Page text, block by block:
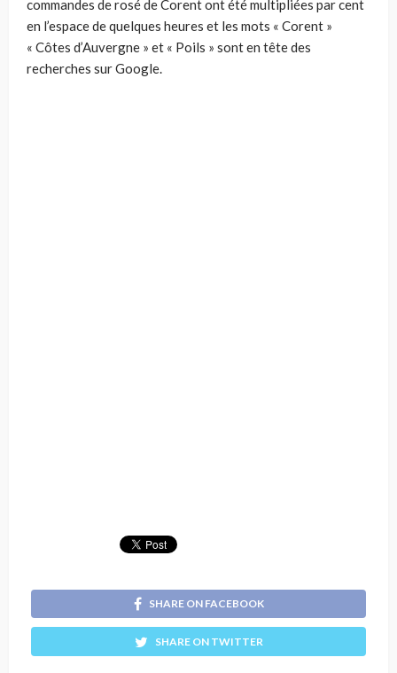
commandes de rosé de Corent ont été multipliées par cent
en l’espace de quelques heures et les mots « Corent »
« Côtes d’Auvergne » et « Poils » sont en tête des
recherches sur Google.
SHARE ON FACEBOOK
SHARE ON TWITTER